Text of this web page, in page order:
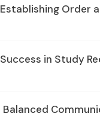
Establishing Order
Success in Study
Balanced